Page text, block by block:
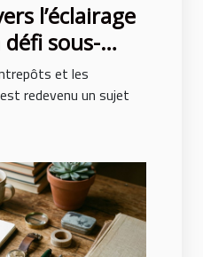
l’éclairage
sous-
et les
redevenu un sujet